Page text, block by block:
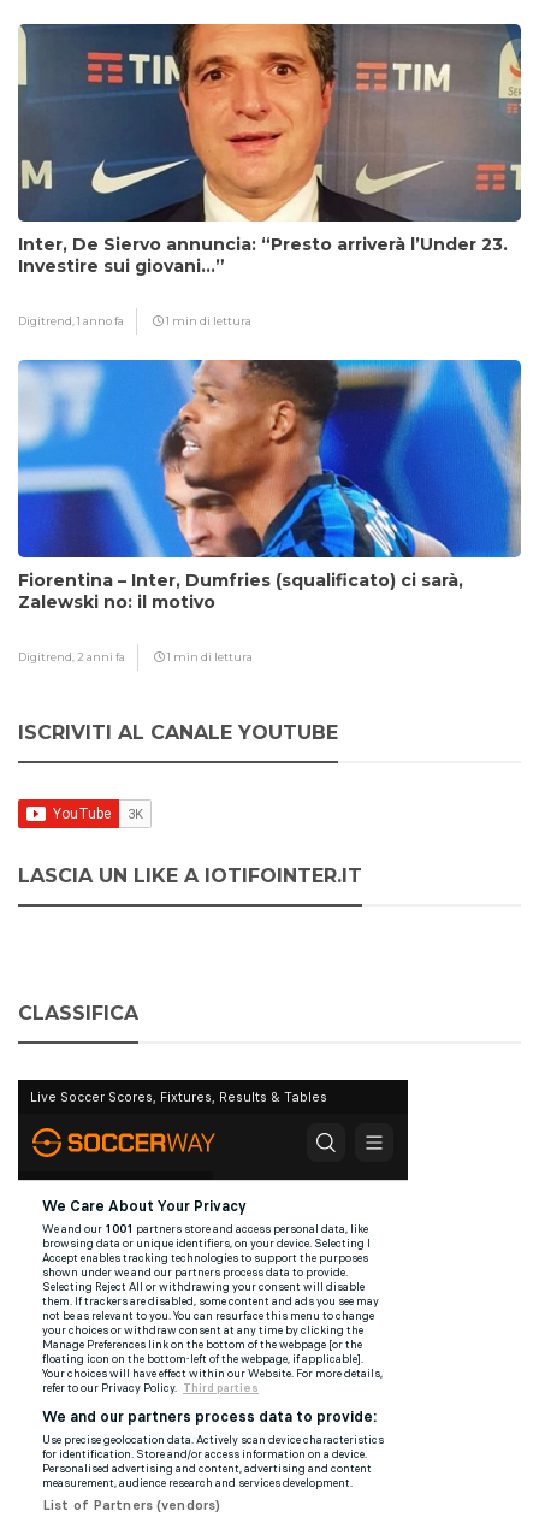
Inter, De Siervo annuncia: “Presto arriverà l’Under 23.
Investire sui giovani…”
Digitrend,1 anno fa 1 min di lettura
Fiorentina – Inter, Dumfries (squalificato) ci sarà,
Zalewski no: il motivo
Digitrend, 2 anni fa 1 min di lettura
ISCRIVITI AL CANALE YOUTUBE
LASCIA UN LIKE A IOTIFOINTER.IT
CLASSIFICA